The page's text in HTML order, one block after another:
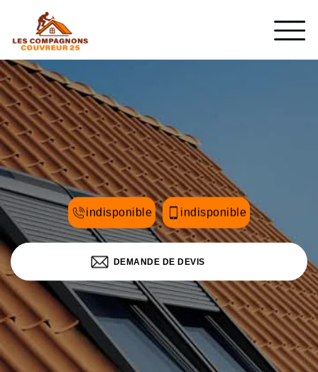
indisponible indisponible
DEMANDE DE DEVIS